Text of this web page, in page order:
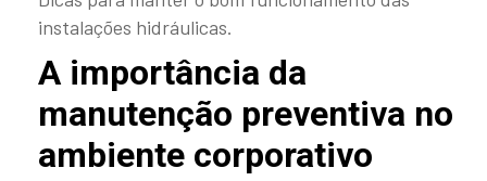
instalações hidráulicas.
A importância da
manutenção preventiva no
ambiente corporativo